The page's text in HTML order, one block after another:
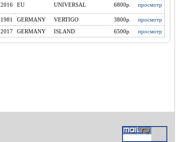
2016 EU UNIVERSAL 6800р. просмотр
1981 GERMANY VERTIGO 3800р.
просмотр
2017 GERMANY ISLAND 6500р. просмотр